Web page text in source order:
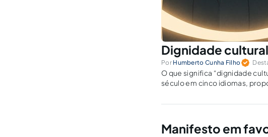
Dignidade
Por Humberto Cunha Filho
O que significa “dignidade
século em cinco idiomas,
Manifesto em